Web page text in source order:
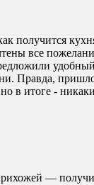
получится
все
Правда,
в итоге -
—